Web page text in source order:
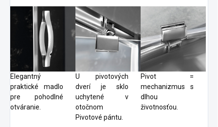
Elegantný
praktické madlo
pre pohodlné
otváranie.
U pivotových
dverí je sklo
uchytené v
otočnom
Pivotové pántu.
Pivot =
mechanizmus s
dlhou
životnosťou.